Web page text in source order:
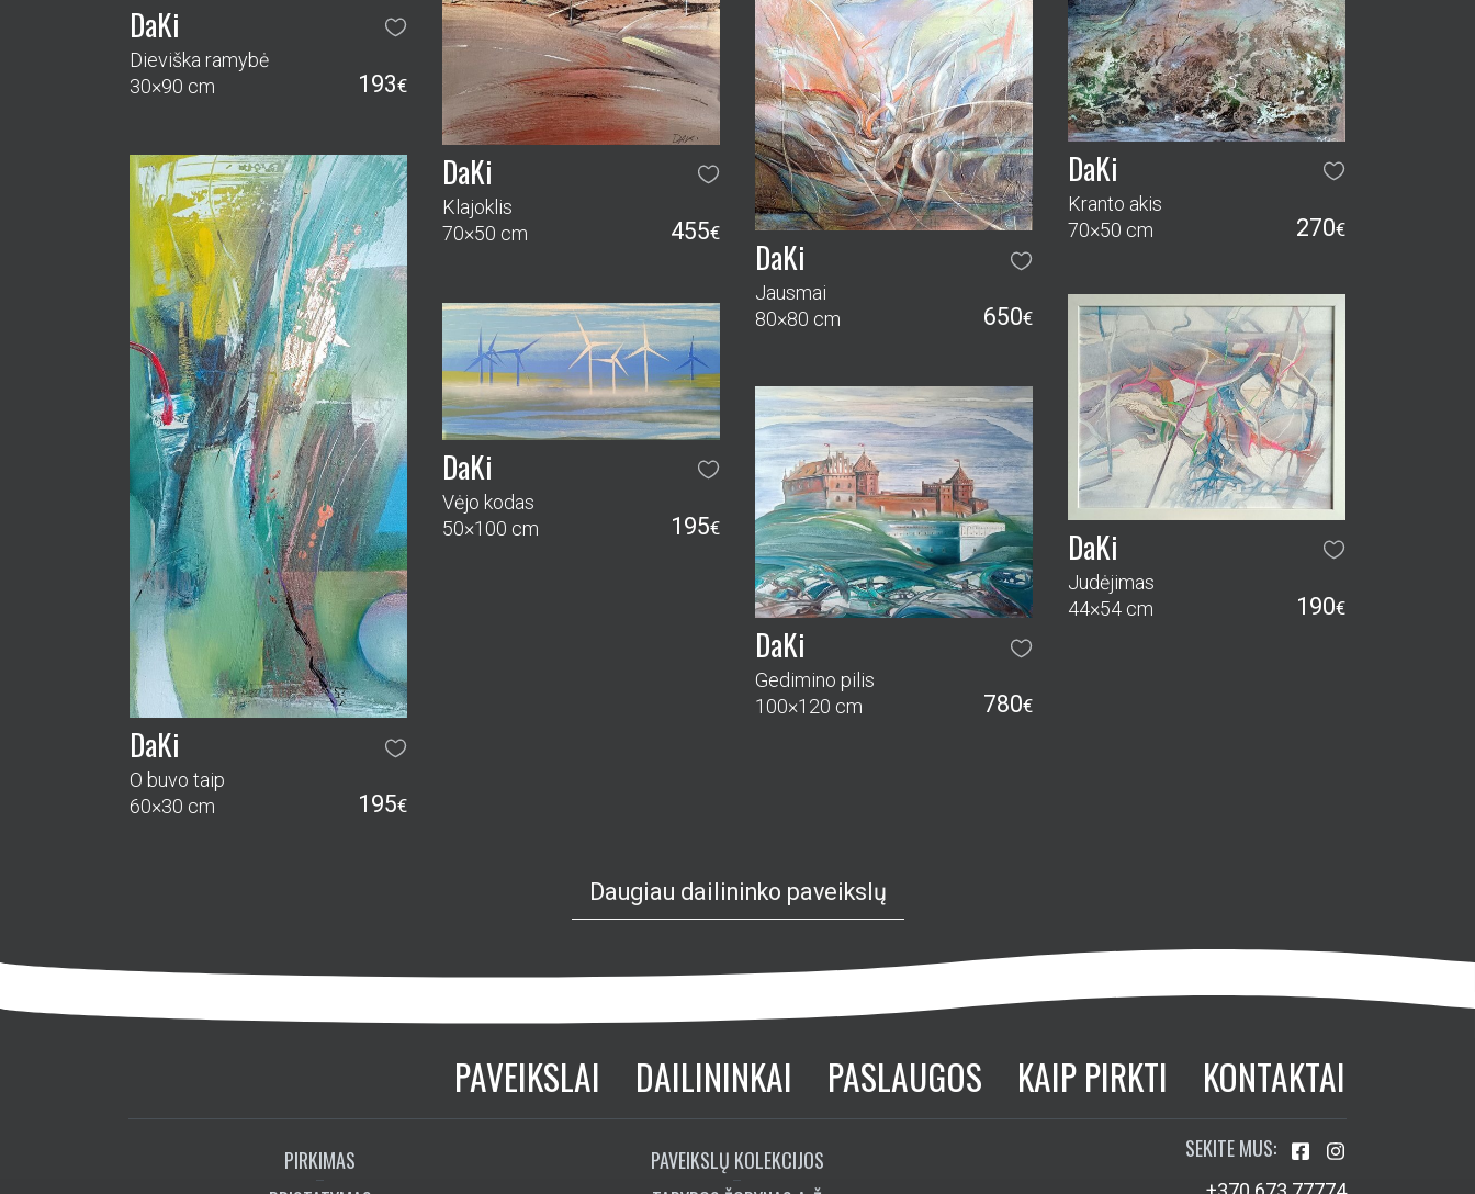
DaKi
Kranto akis
70×50 cm
270€
DaKi
Klajoklis
70×50 cm
455€
DaKi
Dieviška ramybė
30×90 cm
193€
DaKi
Jausmai
80×80 cm
650€
DaKi
O buvo taip
60×30 cm
195€
DaKi
Judėjimas
44×54 cm
190€
DaKi
Vėjo kodas
50×100 cm
195€
DaKi
Gedimino pilis
100×120 cm
780€
Daugiau dailininko paveikslų
PAVEIKSLAI DAILININKAI PASLAUGOS KAIP PIRKTI KONTAKTAI
PIRKIMAS
PAVEIKSLŲ KOLEKCIJOS
SEKITE MUS: